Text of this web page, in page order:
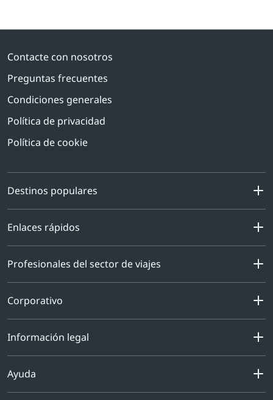
Contacte con nosotros
Preguntas frecuentes
Condiciones generales
Política de privacidad
Política de cookie
Destinos populares
Enlaces rápidos
Profesionales del sector de viajes
Corporativo
Información legal
Ayuda